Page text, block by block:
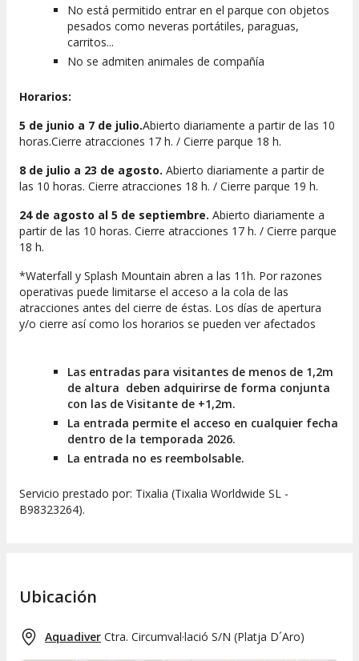
No está permitido entrar en el parque con objetos
pesados como neveras portátiles, paraguas,
carritos...
No se admiten animales de compañía
Horarios:
5 de junio a 7 de julio.Abierto diariamente a partir de las 10
horas.Cierre atracciones 17 h. / Cierre parque 18 h.
8 de julio a 23 de agosto. Abierto diariamente a partir de
las 10 horas. Cierre atracciones 18 h. / Cierre parque 19 h.
24 de agosto al 5 de septiembre. Abierto diariamente a
partir de las 10 horas. Cierre atracciones 17 h. / Cierre parque
18 h.
*Waterfall y Splash Mountain abren a las 11h. Por razones
operativas puede limitarse el acceso a la cola de las
atracciones antes del cierre de éstas. Los días de apertura
y/o cierre así como los horarios se pueden ver afectados
Las entradas para visitantes de menos de 1,2m
de altura deben adquirirse de forma conjunta
con las de Visitante de +1,2m.
La entrada permite el acceso en cualquier fecha
dentro de la temporada 2026.
La entrada no es reembolsable.
Servicio prestado por: Tixalia (Tixalia Worldwide SL -
B98323264).
Ubicación
Aquadiver Ctra. Circumval·lació S/N (Platja D´Aro)